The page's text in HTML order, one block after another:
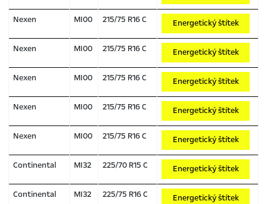
Nexen MI00 215/75 R16 C Energetický štítek
Nexen MI00 215/75 R16 C Energetický štítek
Nexen MI00 215/75 R16 C Energetický štítek
Nexen MI00 215/75 R16 C Energetický štítek
Nexen MI00 215/75 R16 C Energetický štítek
Continental MI32 225/70 R15 C Energetický štítek
Continental MI32 225/75 R16 C Energetický štítek